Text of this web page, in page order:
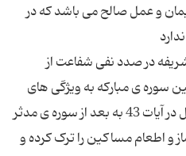
و عمل صالح می باشد که در
ی شریفه در صدد نفی شفاعت از
سوره ی مبارکه به ویژگی های
آنها پرداخته است. خداوند متعال در آیات 43 به بعد از سوره ی مدثر
و اطعام مساکین را ترک کرده و